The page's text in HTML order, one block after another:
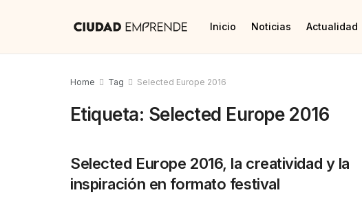
Inicio Noticias Actualidad
Home Tag Selected Europe 2016
Etiqueta: Selected Europe 2016
Selected Europe 2016, la creatividad y la
inspiración en formato festival